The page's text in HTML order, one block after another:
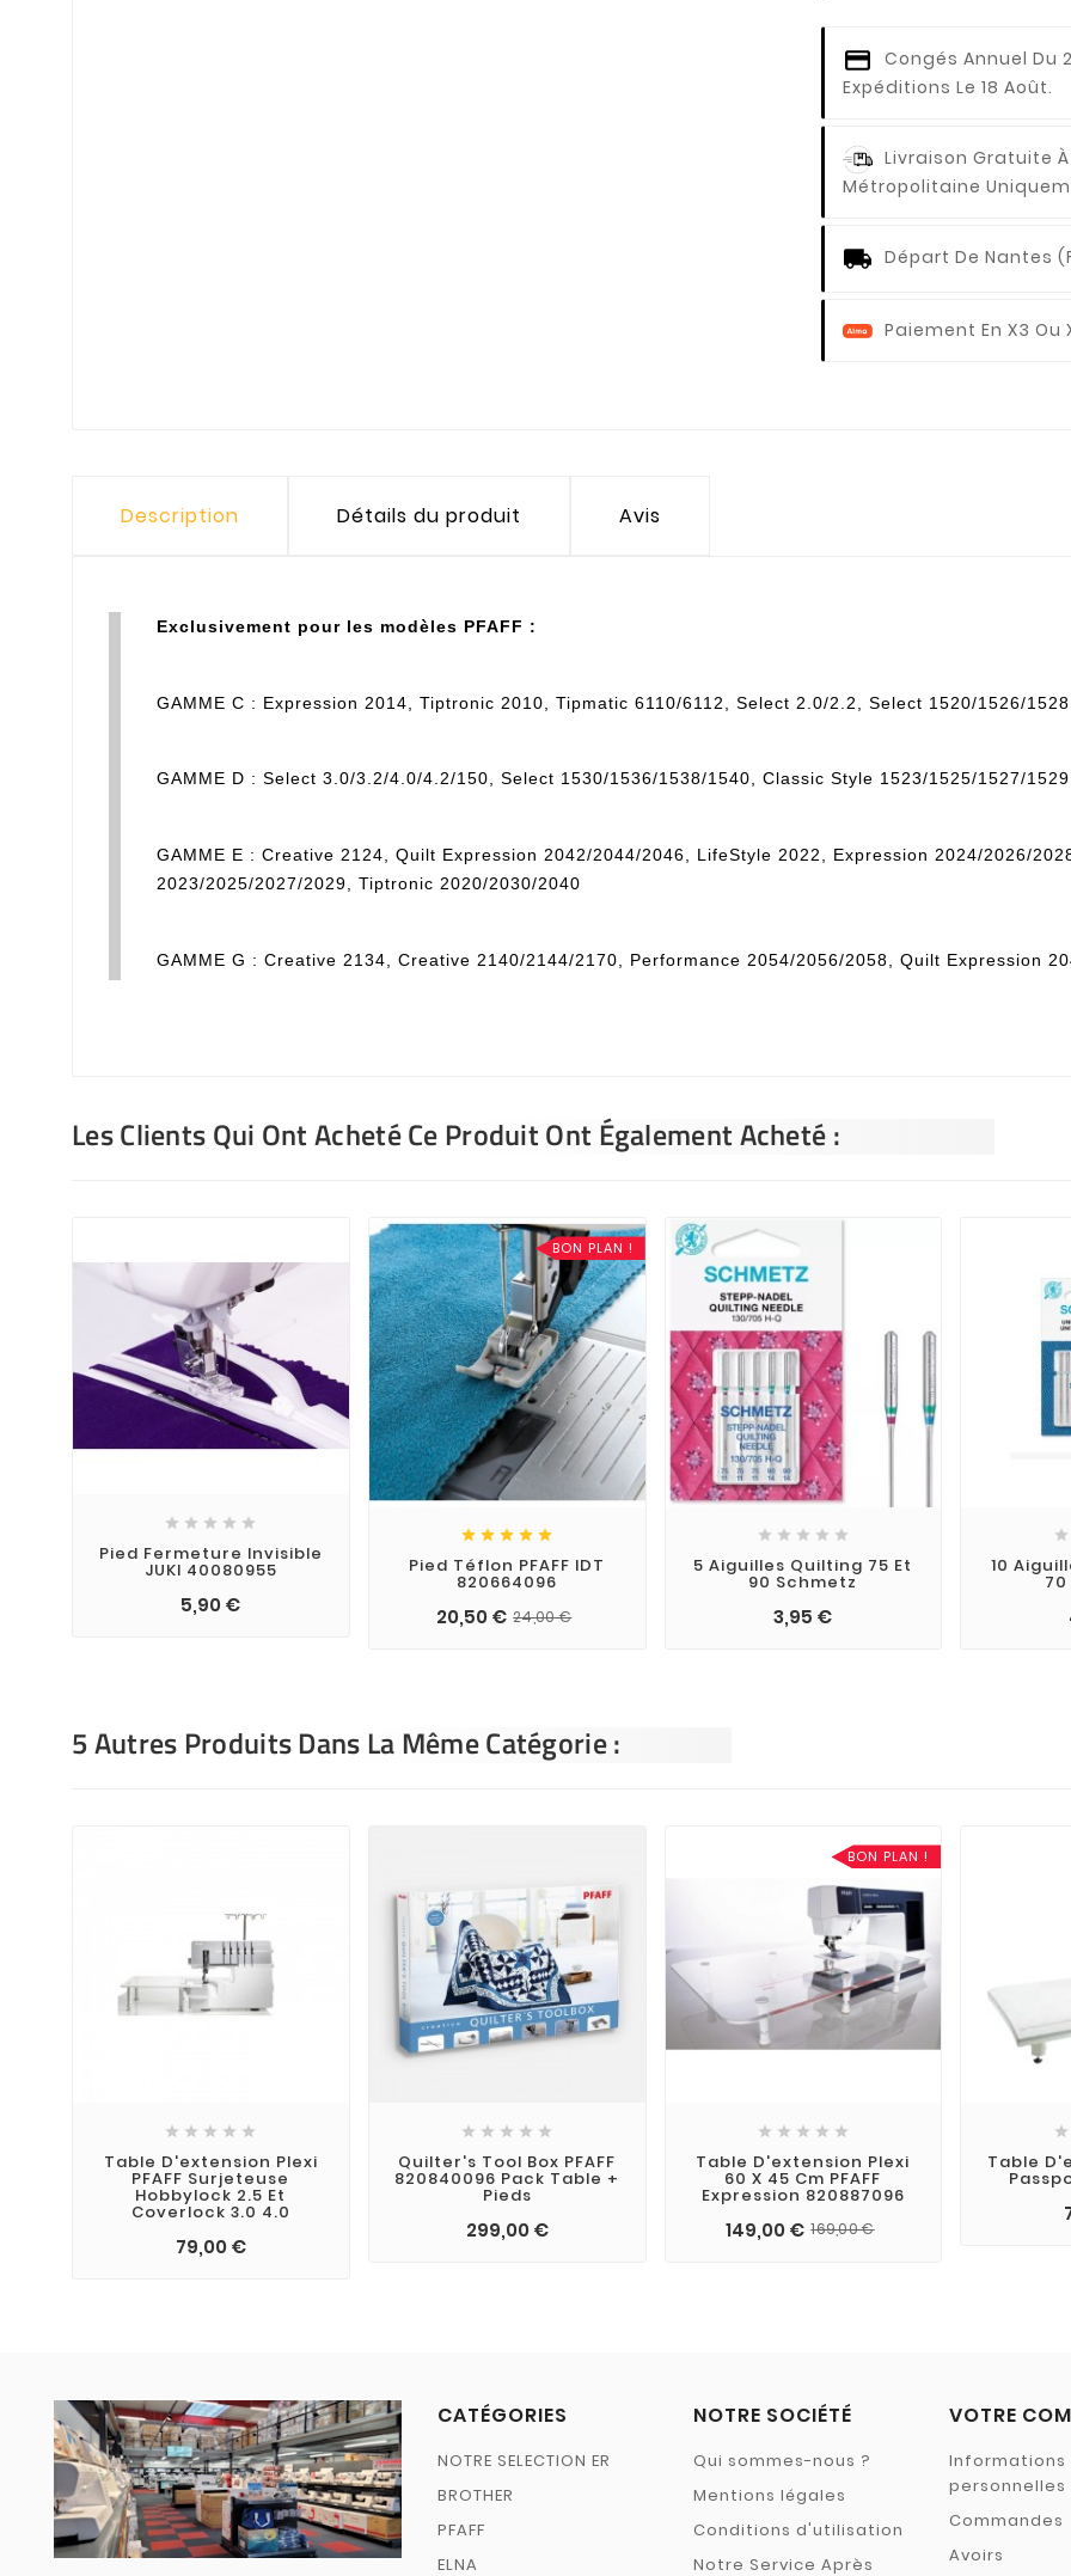
Congés Annuel Du
Expéditions Le 18 Août.
Livraison Gratuite
Métropolitaine
Départ De Nantes
Paiement En X3 Ou
Description Détails du produit Avis
Exclusivement pour les modèles PFAFF :
GAMME C : Expression 2014, Tiptronic 2010, Tipmatic 6110/6112, Select 2.0/2.2, Select 1520/1526/1528
GAMME D : Select 3.0/3.2/4.0/4.2/150, Select 1530/1536/1538/1540, Classic Style 1523/1525/1527/
GAMME E : Creative 2124, Quilt Expression 2042/2044/2046, LifeStyle 2022, Expression 2024/2026/
2023/2025/2027/2029, Tiptronic 2020/2030/2040
GAMME G : Creative 2134, Creative 2140/2144/2170, Performance 2054/2056/2058, Quilt Expression
Les Clients Qui Ont Acheté Ce Produit Ont Également Acheté :
    
Pied Fermeture Invisible
JUKI 40080955
5,90 €
BON PLAN !
    
Pied Téflon PFAFF IDT
820664096
20,50 € 24,00 €
    
5 Aiguilles Quilting 75 Et
90 Schmetz
3,95 €

10
70
5 Autres Produits Dans La Même Catégorie :
    
Table D'extension Plexi
PFAFF Surjeteuse
Hobbylock 2.5 Et
Coverlock 3.0 4.0
79,00 €
    
Quilter's Tool Box PFAFF
820840096 Pack Table +
Pieds
299,00 €
BON PLAN !
    
Table D'extension Plexi
60 X 45 Cm PFAFF
Expression 820887096
149,00 € 169,00 €

Table
CATÉGORIES
NOTRE SELECTION ER
BROTHER
PFAFF
ELNA
NOTRE SOCIÉTÉ
Qui sommes-nous ?
Mentions légales
Conditions d'utilisation
Notre Service Après
VOTRE
Informations
personnelles
Commandes
Avoirs